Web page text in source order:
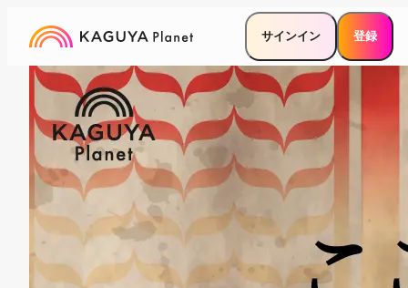
サインイン 登録